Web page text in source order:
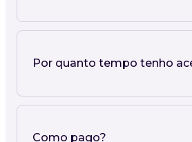
Por quanto tempo tenho
Como pago?